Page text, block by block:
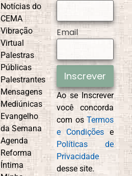
Notícias do
CEMA
Vibração
Virtual
Palestras
Públicas
Palestrantes
Mensagens
Mediúnicas
Evangelho
da Semana
Agenda
Reforma
Íntima
Email
Inscrever
Ao se Inscrever
você concorda
com osTermos
e Condições e
Políticas de
Privacidade
desse site.